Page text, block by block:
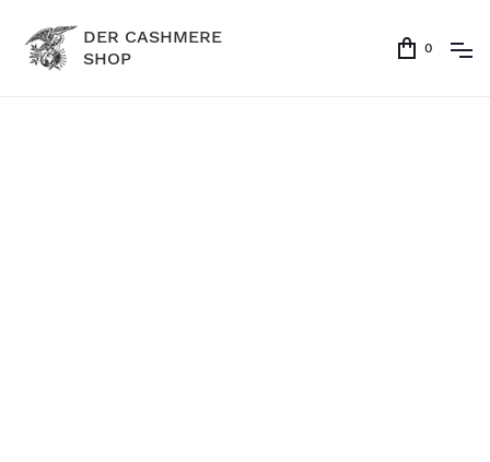
DER CASHMERE
SHOP
0